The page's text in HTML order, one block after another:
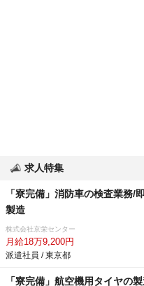
求人特集
「寮完備」消防車の検査業務/
製造
株式会社京栄センター
月給18万9,200円
派遣社員 / 東京都
「寮完備」航空機用タイヤの